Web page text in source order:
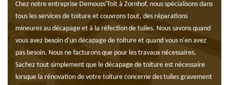
Chez notre entreprise Demouss'Toit à Zornhof, nous spécialisons dans
tous les services de toiture et couvrons tout, des réparations
mineures au décapage et à la réfection de tuiles. Nous savons quand
vous avez besoin d'un décapage de toiture et quand vous n'en avez
pas besoin. Nous ne facturons que pour les travaux nécessaires.
Sachez tout simplement que le décapage de toiture est nécessaire
lorsque la rénovation de votre toiture concerne des tuiles gravement